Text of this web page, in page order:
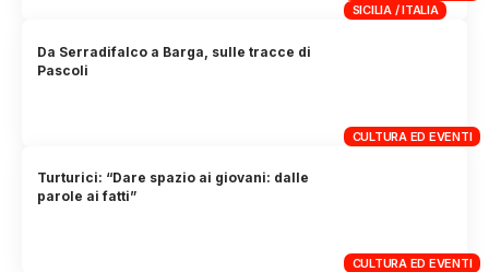
SICILIA / ITALIA
CULTURA ED EVENTI
Da Serradifalco a Barga, sulle tracce di
Pascoli
CULTURA ED EVENTI
Turturici: “Dare spazio ai giovani: dalle
parole ai fatti”